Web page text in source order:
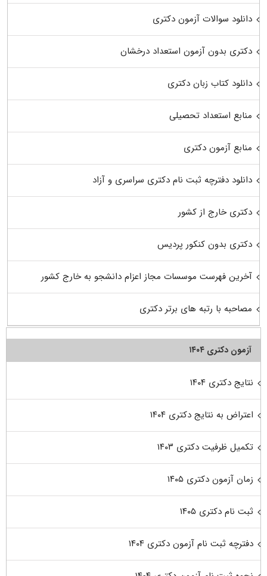
دانلود سوالات آزمون دکتری
دکتری بدون آزمون استعداد درخشان
دانلود کتاب زبان دکتری
منابع استعداد تحصیلی
منابع آزمون دکتری
دانلود دفترچه ثبت نام دکتری سراسری و آزاد
دکتری خارج از کشور
دکتری بدون کنکور پردیس
آخرین فهرست موسسات مجاز اعزام دانشجو به خارج کشور
مصاحبه با رتبه های برتر دکتری
آزمون دکتری ۱۴۰۴
نتایج دکتری ۱۴۰۴
اعتراض به نتایج دکتری ۱۴۰۴
تکمیل ظرفیت دکتری ۱۴۰۳
زمان آزمون دکتری ۱۴۰۵
ثبت نام دکتری ۱۴۰۵
دفترچه ثبت نام آزمون دکتری ۱۴۰۴